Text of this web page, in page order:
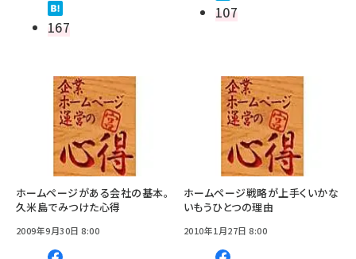
167
107
ホームページがある会社の基本。
久米島でみつけた心得
2009年9月30日 8:00
ホームページ戦略が上手くいかな
いもうひとつの理由
2010年1月27日 8:00